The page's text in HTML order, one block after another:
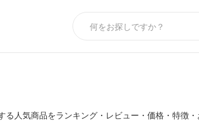
人気商品をランキング・レビュー・価格・特徴